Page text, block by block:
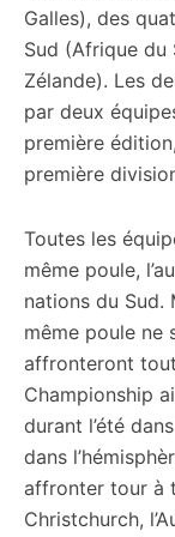
Galles), des
Sud (Afrique du
Zélande). Les
par deux
première
première
Toutes les
même poule,
nations du Sud.
même poule ne
affronteront
Championship
durant l’été
dans
affronter tour à
Christchurch,